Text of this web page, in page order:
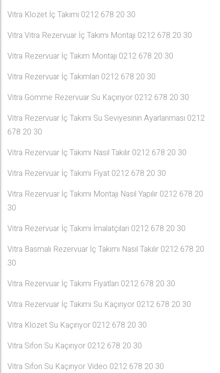
Vitra Klozet İç Takımı 0212 678 20 30
Vitra Vitra Rezervuar İç Takımı Montajı 0212 678 20 30
Vitra Rezervuar İç Takım Montajı 0212 678 20 30
Vitra Rezervuar İç Takımları 0212 678 20 30
Vitra Gömme Rezervuar Su Kaçırıyor 0212 678 20 30
Vitra Rezervuar İç Takımı Su Seviyesinin Ayarlanması 0212
678 20 30
Vitra Rezervuar İç Takımı Nasıl Takılır 0212 678 20 30
Vitra Rezervuar İç Takımı Fiyat 0212 678 20 30
Vitra Rezervuar İç Takımı Montajı Nasıl Yapılır 0212 678 20
30
Vitra Rezervuar İç Takımı İmalatçıları 0212 678 20 30
Vitra Basmalı Rezervuar İç Takımı Nasıl Takılır 0212 678 20
30
Vitra Rezervuar İç Takımı Fiyatları 0212 678 20 30
Vitra Rezervuar İç Takımı Su Kaçırıyor 0212 678 20 30
Vitra Klozet Su Kaçırıyor 0212 678 20 30
Vitra Sifon Su Kaçırıyor 0212 678 20 30
Vitra Sifon Su Kaçırıyor Video 0212 678 20 30